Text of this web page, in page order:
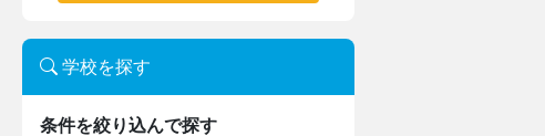
学校を探す
条件を絞り込んで探す